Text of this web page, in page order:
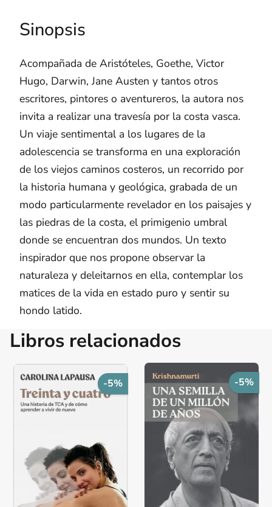
Sinopsis
Acompañada de Aristóteles, Goethe, Victor
Hugo, Darwin, Jane Austen y tantos otros
escritores, pintores o aventureros, la autora nos
invita a realizar una travesía por la costa vasca.
Un viaje sentimental a los lugares de la
adolescencia se transforma en una exploración
de los viejos caminos costeros, un recorrido por
la historia humana y geológica, grabada de un
modo particularmente revelador en los paisajes y
las piedras de la costa, el primigenio umbral
donde se encuentran dos mundos. Un texto
inspirador que nos propone observar la
naturaleza y deleitarnos en ella, contemplar los
matices de la vida en estado puro y sentir su
hondo latido.
Libros relacionados
-5% -5%